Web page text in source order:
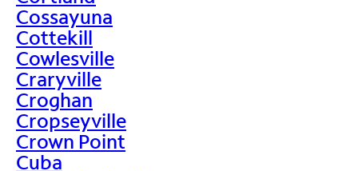
Cossayuna
Cottekill
Cowlesville
Craryville
Croghan
Cropseyville
Crown Point
Cuba